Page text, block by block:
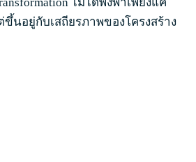
นอยู่กับเสถียรภาพของโครงสร้าง